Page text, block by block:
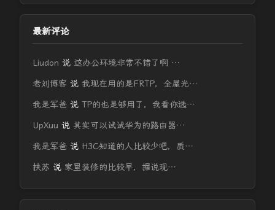
最新评论
Liudon 说 这办公环境非常不错了啊 …
老刘博客 说 我现在用的是FRTP，全屋光…
我是军爸 说 TP的也是够用了，我看你选…
UpXuu 说 其实可以试试华为的路由器…
我是军爸 说 H3C知道的人比较少吧，质…
扶苏 说 家里装修的比较早，据说现…